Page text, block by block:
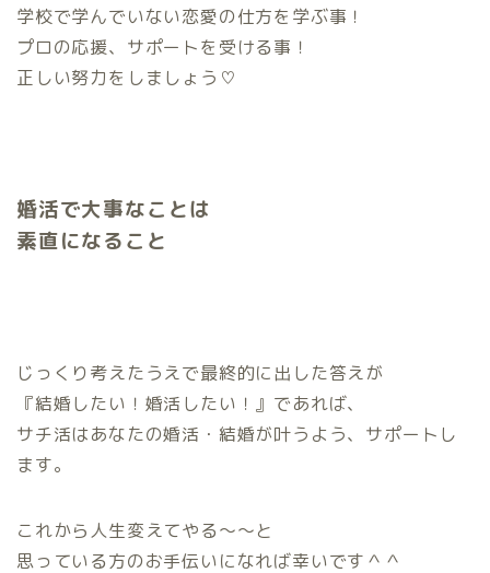
学校で学んでいない恋愛の仕方を学ぶ事！
プロの応援、サポートを受ける事！
正しい努力をしましょう♡
婚活で大事なことは
素直になること
じっくり考えたうえで最終的に出した答えが
『結婚したい！婚活したい！』であれば、
サチ活はあなたの婚活・結婚が叶うよう、サポートし
ます。
これから人生変えてやる～～と
思っている方のお手伝いになれば幸いです＾＾